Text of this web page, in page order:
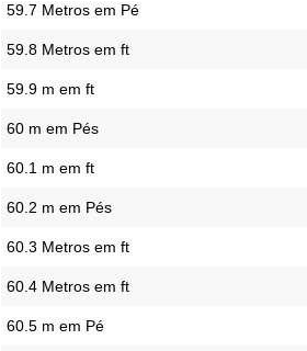
59.7 Metros em Pé
59.8 Metros em ft
59.9 m em ft
60 m em Pés
60.1 m em ft
60.2 m em Pés
60.3 Metros em ft
60.4 Metros em ft
60.5 m em Pé